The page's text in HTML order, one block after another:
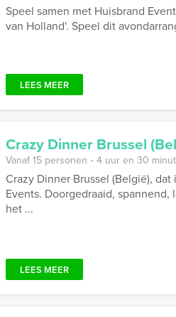
Speel samen met Huisbrand
van Holland'. Speel dit
LEES MEER
Crazy Dinner Brussel
Vanaf 15 personen ‐ 4 uur en 30
Crazy Dinner Brussel (België),
Events. Doorgedraaid,
het ...
LEES MEER